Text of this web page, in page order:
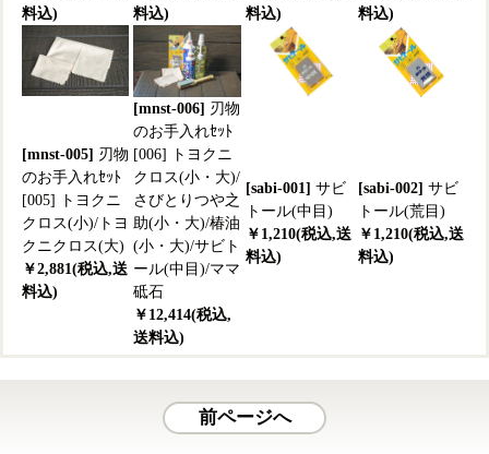
料込)
料込)
料込)
料込)
[mnst-005] 刃物
のお手入れｾｯﾄ
[005] トヨクニ
クロス(小)/トヨ
クニクロス(大)
￥2,881(税込,送
料込)
[mnst-006] 刃物
のお手入れｾｯﾄ
[006] トヨクニ
クロス(小・大)/
さびとりつや之
助(小・大)/椿油
(小・大)/サビト
ール(中目)/ママ
砥石
￥12,414(税込,
送料込)
[sabi-001] サビ
トール(中目)
￥1,210(税込,送
料込)
[sabi-002] サビ
トール(荒目)
￥1,210(税込,送
料込)
前ページへ